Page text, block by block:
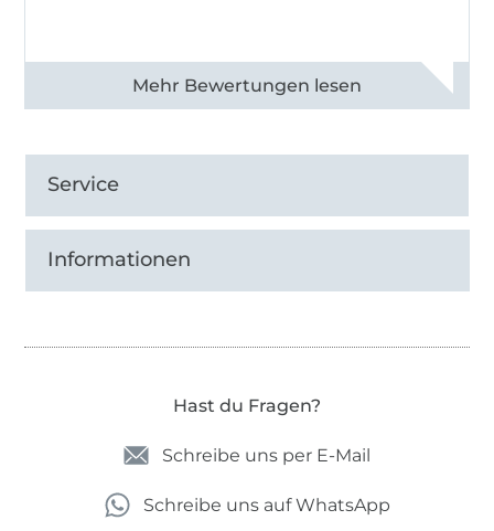
Alle 82968 Bewertungen ansehen
Service
Informationen
Hast du Fragen?
Schreibe uns per E-Mail
Schreibe uns auf WhatsApp